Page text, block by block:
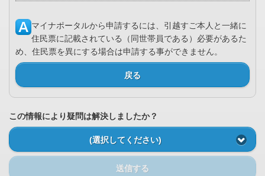
マイナポータルから申請するには、引越すご本人と一緒に
住民票に記載されている（同世帯員である）必要があるた
め、住民票を異にする場合は申請する事ができません。
戻る
この情報により疑問は解決しましたか？
(選択してください)
送信する